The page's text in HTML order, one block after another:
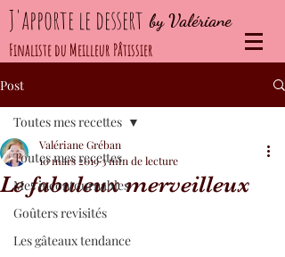
by Valériane
J'apporte le dessert
Finaliste du Meilleur Pâtissier
Post
Toutes mes recettes
Mes incontournables
Goûters revisités
Les gâteaux tendance
Toutes mes recettes
Le fabuleux merveilleux
Valériane Gréban
10 mars 20193 min de lecture